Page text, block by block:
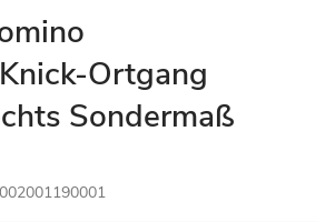
Ortgang
Sondermaß